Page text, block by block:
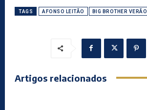
TAGS AFONSO LEITÃO BIG BROTHER VERÃO
Artigos relacionados